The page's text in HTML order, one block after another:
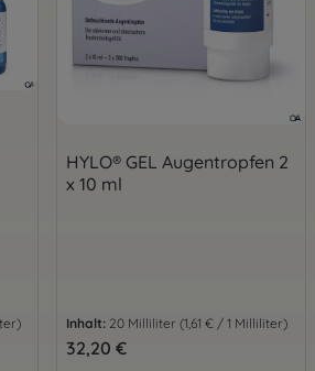
HYLO® GEL Augentropfen 2
x 10 ml
Inhalt: 20 Milliliter (1,61 € / 1 Milliliter)
Regulärer Preis:
32,20 €